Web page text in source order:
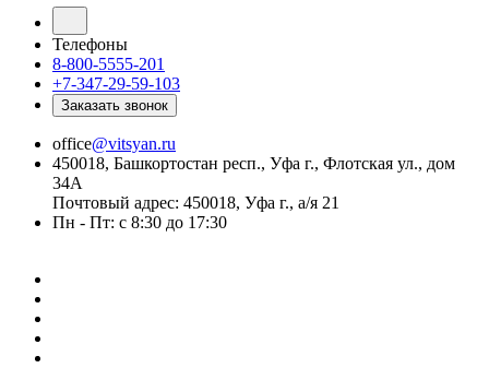
Телефоны
8-800-5555-201
+7-347-29-59-103
Заказать звонок
office@vitsyan.ru
450018, Башкортостан респ., Уфа г., Флотская ул., дом
34А
Почтовый адрес: 450018, Уфа г., а/я 21
Пн - Пт: с 8:30 до 17:30